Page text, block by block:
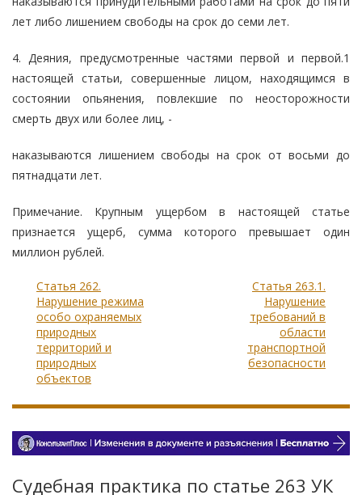
лет либо лишением свободы на срок до семи лет.
4. Деяния, предусмотренные частями первой и первой.1
настоящей статьи, совершенные лицом, находящимся в
состоянии опьянения, повлекшие по неосторожности
смерть двух или более лиц, -
наказываются лишением свободы на срок от восьми до
пятнадцати лет.
Примечание. Крупным ущербом в настоящей статье
признается ущерб, сумма которого превышает один
миллион рублей.
Статья 262.
Нарушение режима
особо охраняемых
природных
территорий и
природных
объектов
Статья 263.1.
Нарушение
требований в
области
транспортной
безопасности
Судебная практика по статье 263 УК